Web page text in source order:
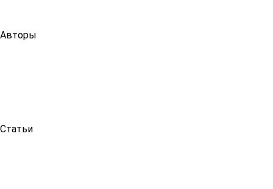
Авторы
Статьи